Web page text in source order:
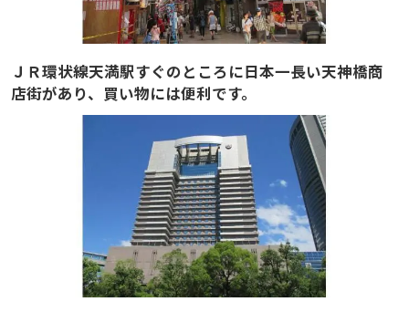
ＪＲ環状線天満駅すぐのところに日本一長い天神橋商
店街があり、買い物には便利です。